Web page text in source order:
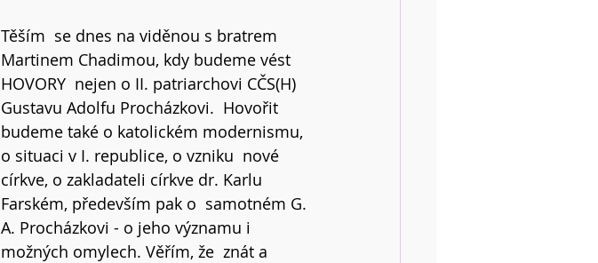
Těším  se dnes na viděnou s bratrem
Martinem Chadimou, kdy budeme vést
HOVORY  nejen o II. patriarchovi CČS(H)
Gustavu Adolfu Procházkovi.  Hovořit
budeme také o katolickém modernismu,
o situaci v I. republice, o vzniku  nové
církve, o zakladateli církve dr. Karlu
Farském, především pak o  samotném G.
A. Procházkovi - o jeho významu i
možných omylech. Věřím, že  znát a